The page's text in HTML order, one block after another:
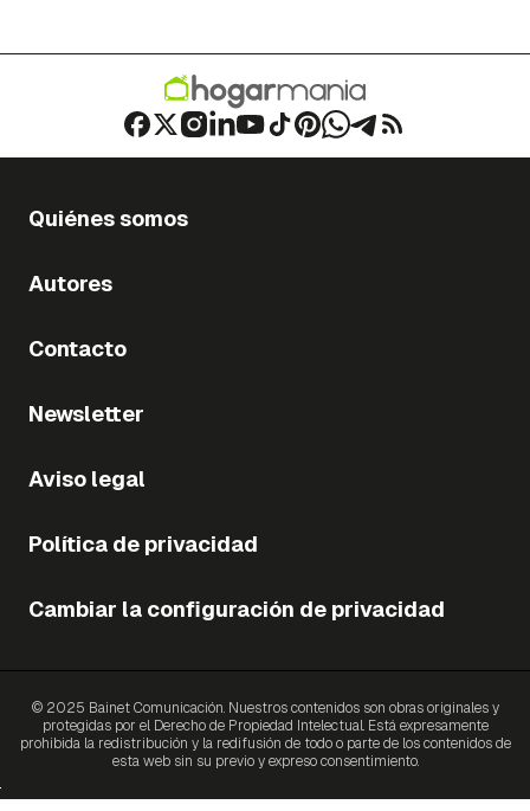
Quiénes somos
Autores
Contacto
Newsletter
Aviso legal
Política de privacidad
Cambiar la configuración de privacidad
© 2025 Bainet Comunicación. Nuestros contenidos son obras originales y
protegidas por el Derecho de Propiedad Intelectual. Está expresamente
prohibida la redistribución y la redifusión de todo o parte de los contenidos de
esta web sin su previo y expreso consentimiento.